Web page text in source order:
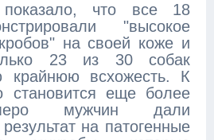
показало, что все 18
"высокое
на своей коже и
23 из 30 собак
крайнюю всхожесть. К
становится еще более
мужчин дали
на патогенные